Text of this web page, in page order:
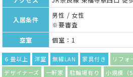
入居条件
男性 / 女性
※要審査
空室
個室：1
６畳以上 洋室 無線LAN 家具付き
リフォ
デザイナーズ
一軒家 駐輪場有り
小規模（5